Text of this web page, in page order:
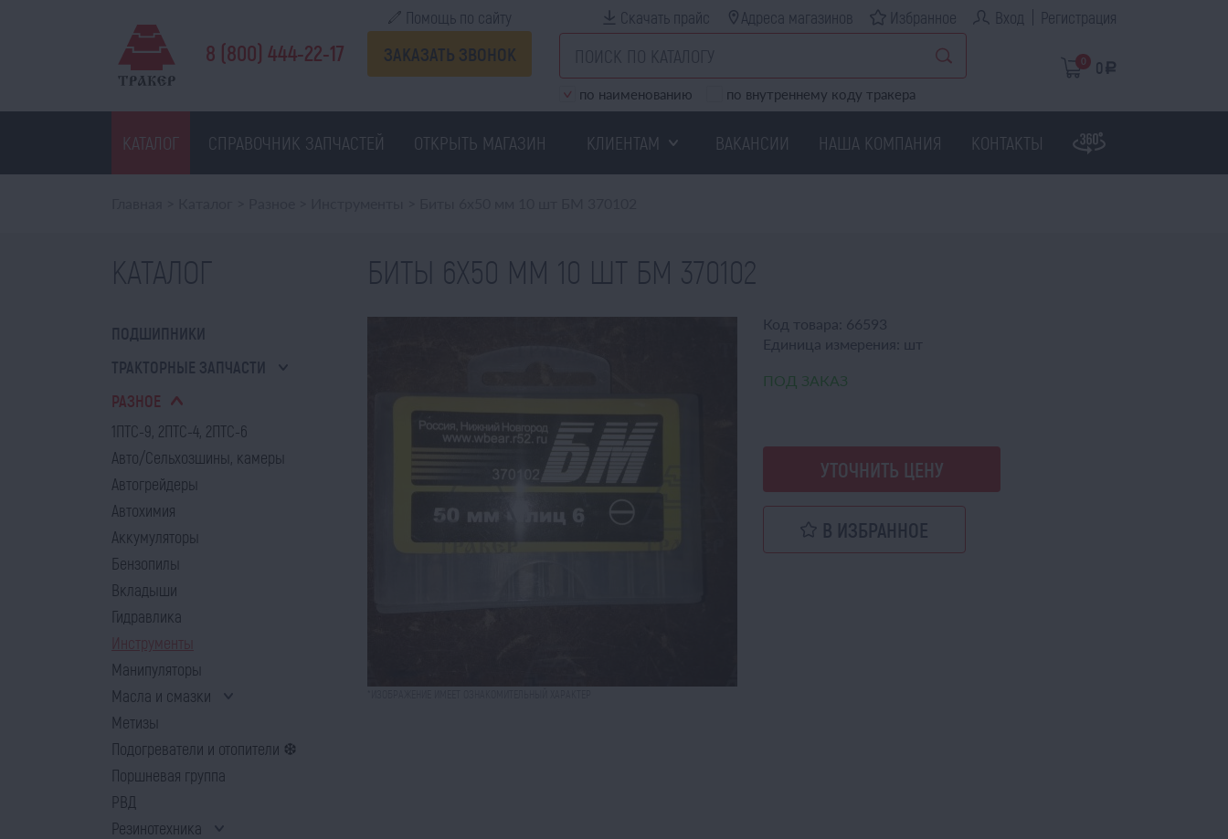
8 (800) 444-22-17
Помощь по сайту
ЗАКАЗАТЬ ЗВОНОК
Скачать прайс Адреса магазинов Избранное Вход Регистрация
по наименованию по внутреннему коду тракера
0 0 a
КАТАЛОГ СПРАВОЧНИК ЗАПЧАСТЕЙ ОТКРЫТЬ МАГАЗИН КЛИЕНТАМ ВАКАНСИИ НАША КОМПАНИЯ КОНТАКТЫ
КАТАЛОГ
ПОДШИПНИКИ
ТРАКТОРНЫЕ ЗАПЧАСТИ
РАЗНОЕ
1ПТС-9, 2ПТС-4, 2ПТС-6
Авто/Сельхозшины, камеры
Автогрейдеры
Автохимия
Аккумуляторы
Бензопилы
Вкладыши
Гидравлика
Инструменты
Манипуляторы
Масла и смазки
Метизы
Подогреватели и отопители ❆
Поршневая группа
РВД
Резинотехника
БИТЫ 6Х50 ММ 10 ШТ БМ 370102
Код товара: 66593
Единица измерения:
шт
ПОД ЗАКАЗ
УТОЧНИТЬ ЦЕНУ
В ИЗБРАННОЕ